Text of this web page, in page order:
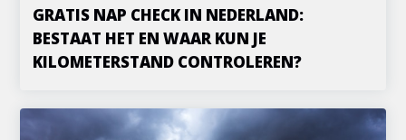
GRATIS NAP CHECK IN NEDERLAND:
BESTAAT HET EN WAAR KUN JE
KILOMETERSTAND CONTROLEREN?